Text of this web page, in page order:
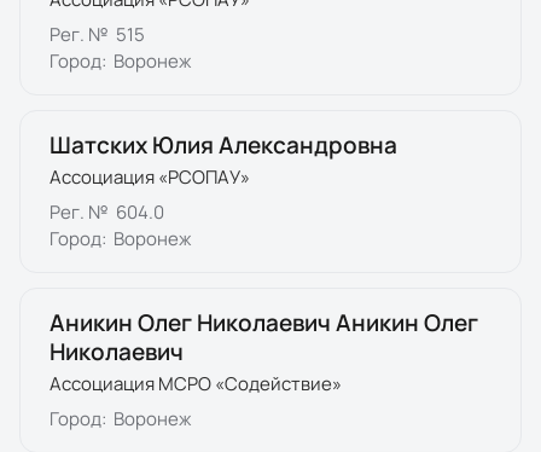
Рег. № 515
Город: Воронеж
Шатских Юлия Александровна
Ассоциация «РСОПАУ»
Рег. № 604.0
Город: Воронеж
Аникин Олег Николаевич Аникин Олег
Николаевич
Ассоциация МСРО «Содействие»
Город: Воронеж